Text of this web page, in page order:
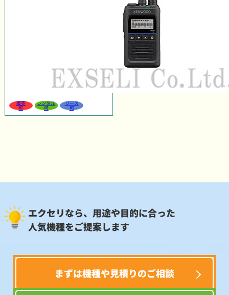
販売
可
レンタル
可
リース
可
エクセリなら、用途や目的に合った
人気機種をご提案します
まずは機種や見積りのご相談